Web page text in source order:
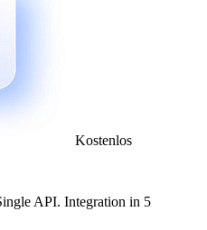
Kostenlos
API. Integration in 5